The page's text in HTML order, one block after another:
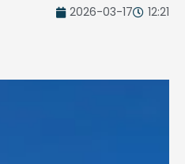
2026-03-17 12:21